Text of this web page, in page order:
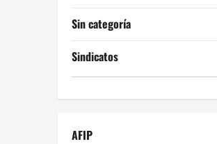
Sin categoría
Sindicatos
AFIP